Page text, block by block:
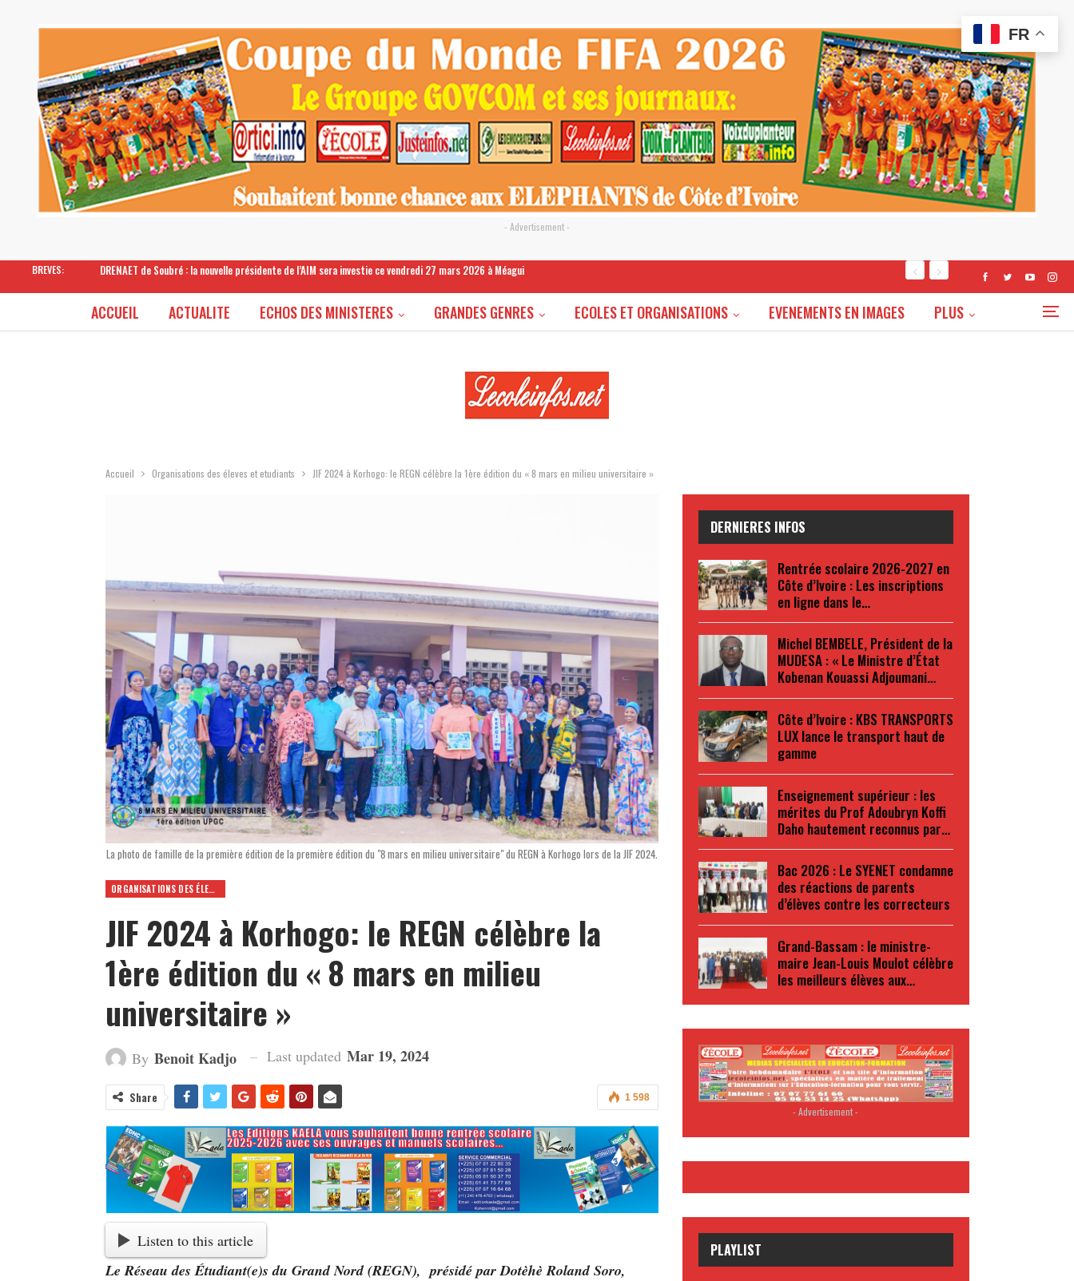
- Advertisement -
BREVES: DRENAET de Soubré : la nouvelle présidente de l’AIM sera investie ce vendredi 27 mars 2026 à Méagui
ACCUEIL ACTUALITE ECHOS DES MINISTERES GRANDES GENRES ECOLES ET ORGANISATIONS EVENEMENTS EN IMAGES PLUS
Accueil Organisations des éleves et etudiants JIF 2024 à Korhogo: le REGN célèbre la 1ère édition du « 8 mars en milieu universitaire »
La photo de famille de la première édition de la première édition du "8 mars en milieu universitaire" du REGN à Korhogo lors de la JIF 2024.
ORGANISATIONS DES ÉLEVES ET ETUDIANTS
JIF 2024 à Korhogo: le REGN célèbre la
1ère édition du « 8 mars en milieu
universitaire »
By Benoit Kadjo Last updated Mar 19, 2024
1 598
Share
Listen to this article
Le Réseau des Étudiant(e)s du Grand Nord (REGN), présidé par Dotèhè Roland Soro,
DERNIERES INFOS
Rentrée scolaire 2026-2027 en
Côte d’Ivoire : Les inscriptions
en ligne dans le…
Michel BEMBELE, Président de la
MUDESA : « Le Ministre d’État
Kobenan Kouassi Adjoumani…
Côte d’Ivoire : KBS TRANSPORTS
LUX lance le transport haut de
gamme
Enseignement supérieur : les
mérites du Prof Adoubryn Koffi
Daho hautement reconnus par…
Bac 2026 : Le SYENET condamne
des réactions de parents
d’élèves contre les correcteurs
Grand-Bassam : le ministre-
maire Jean-Louis Moulot célèbre
les meilleurs élèves aux…
- Advertisement -
PLAYLIST
FR